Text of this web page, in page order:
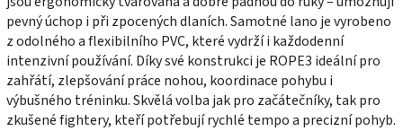
pevný úchop i při zpocených dlaních. Samotné lano je vyrobeno
zodolného a flexibilního PVC, které vydrží i každodenní
intenzivní používání. Díky své konstrukci je ROPE3 ideální pro
zahřátí, zlepšování práce nohou, koordinace pohybu i
výbušného tréninku. Skvělá volba jak pro začátečníky, tak pro
zkušené fightery, kteří potřebují rychlé tempo a precizní pohyb.